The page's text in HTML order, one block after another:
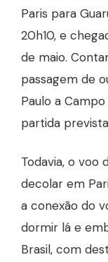
Paris para
20h10, e
de maio.
passagem de
Paulo a
partida
Todavia, o voo
decolar em
a conexão do
dormir lá e
Brasil, com